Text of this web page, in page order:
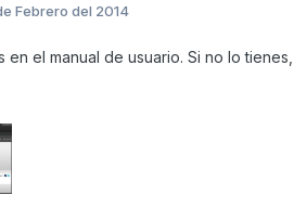
Febrero del 2014
en el manual de usuario. Si no lo